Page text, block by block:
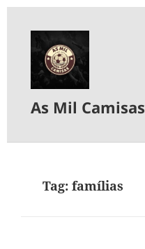
As Mil Camisas
Tag:famílias